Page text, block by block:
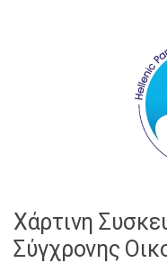
Χάρτινη
Σύγχρονης